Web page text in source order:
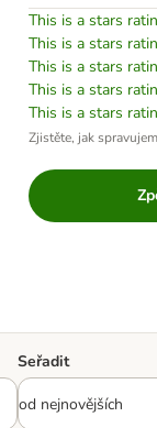
This is a stars
This is a stars
This is a stars
This is a stars
This is a stars
Zjistěte, jak
Seřadit